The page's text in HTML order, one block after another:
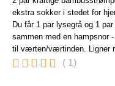
ekstra sokker i stedet for
Du får 1 par lysegrå og 1
sammen med en hampsnor
til værten/værtinden. Ligner
     ( 1)